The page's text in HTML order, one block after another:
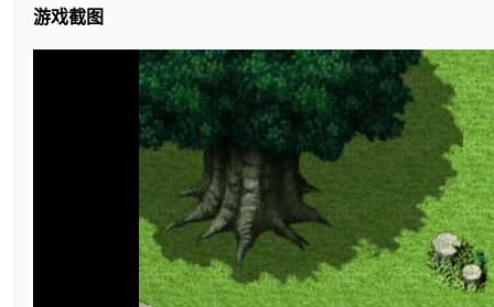
游戏截图